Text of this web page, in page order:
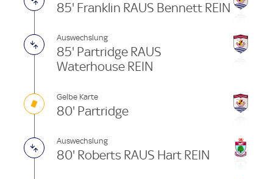
85' Franklin RAUS Bennett REIN
Auswechslung
85' Partridge RAUS
Waterhouse REIN
Gelbe Karte
80' Partridge
Auswechslung
80' Roberts RAUS Hart REIN